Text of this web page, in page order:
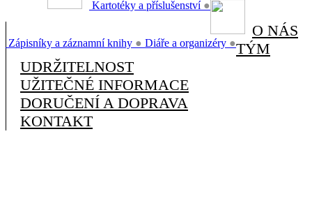
Kartotéky a příslušenství ●
Zápisníky a záznamní knihy ● Diáře a organizéry ●
O NÁS
TÝM
UDRŽITELNOST
UŽITEČNÉ INFORMACE
DORUČENÍ A DOPRAVA
KONTAKT